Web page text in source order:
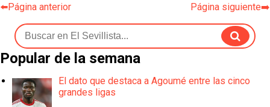
⬅️Página anterior Página siguiente➡️
Popular de la semana
El dato que destaca a Agoumé entre las cinco
grandes ligas